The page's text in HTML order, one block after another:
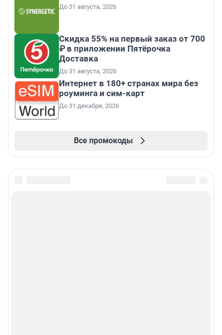
До 31 августа, 2026
Скидка 55% на первый заказ от 700
₽ в приложении Пятёрочка
Доставка
До 31 августа, 2026
Интернет в 180+ странах мира без
роуминга и сим-карт
До 31 декабря, 2026
Все промокоды